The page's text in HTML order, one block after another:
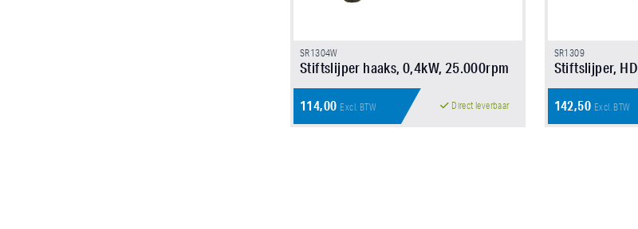
SR1304W
Stiftslijper haaks, 0,4kW, 25.000rpm
114,00 Excl. BTW Direct leverbaar
SR1309
Stiftslijper, HD
142,50 Excl. BTW